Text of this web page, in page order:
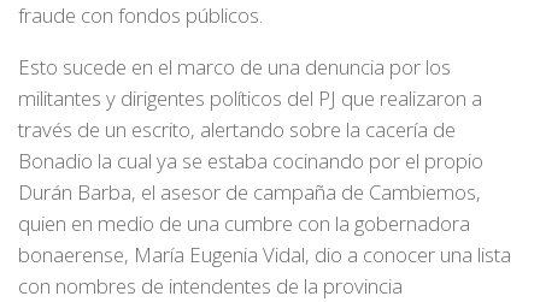
fraude con fondos públicos.
Esto sucede en el marco de una denuncia por los
militantes y dirigentes políticos del PJ que realizaron a
través de un escrito, alertando sobre la cacería de
Bonadio la cual ya se estaba cocinando por el propio
Durán Barba, el asesor de campaña de Cambiemos,
quien en medio de una cumbre con la gobernadora
bonaerense, María Eugenia Vidal, dio a conocer una lista
con nombres de intendentes de la provincia